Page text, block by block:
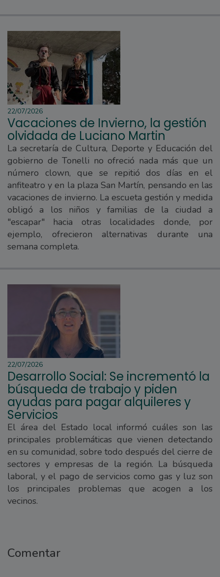
22/07/2026
Vacaciones de Invierno, la gestión
olvidada de Luciano Martin
La secretaría de Cultura, Deporte y Educación del
gobierno de Tonelli no ofreció nada más que un
número clown, que se repitió dos días en el
anfiteatro y en la plaza San Martín, pensando en las
vacaciones de invierno. La escueta gestión y medida
obligó a los niños y familias de la ciudad a
"escapar" hacia otras localidades donde, por
ejemplo, ofrecieron alternativas durante una
semana completa.
22/07/2026
Desarrollo Social: Se incrementó la
búsqueda de trabajo y piden
ayudas para pagar alquileres y
Servicios
El área del Estado local informó cuáles son las
principales problemáticas que vienen detectando
en su comunidad, sobre todo después del cierre de
sectores y empresas de la región. La búsqueda
laboral, y el pago de servicios como gas y luz son
los principales problemas que acogen a los
vecinos.
Comentar